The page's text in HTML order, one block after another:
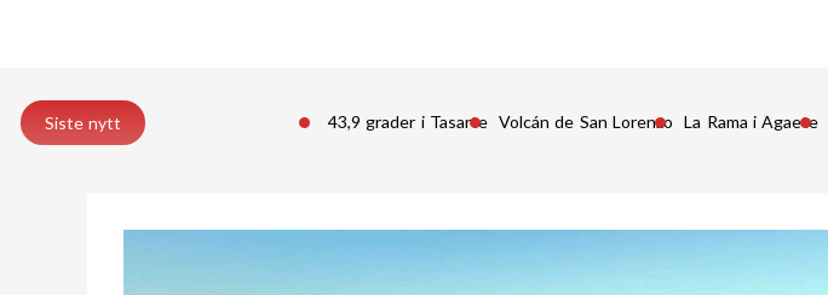
Siste nytt 43,9 grader i Tasarte Volcán de San Lorenzo La Rama i Agaete